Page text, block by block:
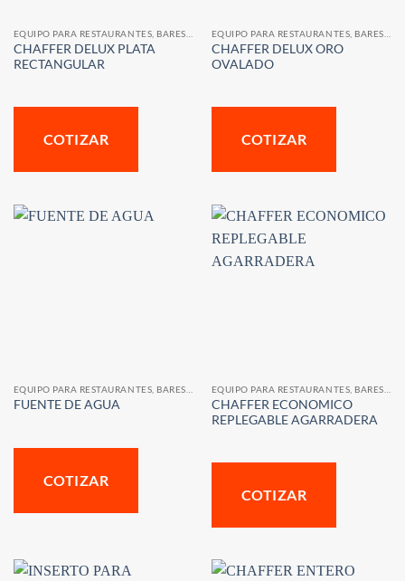
CHAFFER DELUX PLATA
RECTANGULAR
COTIZAR
CHAFFER DELUX ORO
OVALADO
COTIZAR
FUENTE DE AGUA
COTIZAR
CHAFFER ECONOMICO
REPLEGABLE AGARRADERA
COTIZAR